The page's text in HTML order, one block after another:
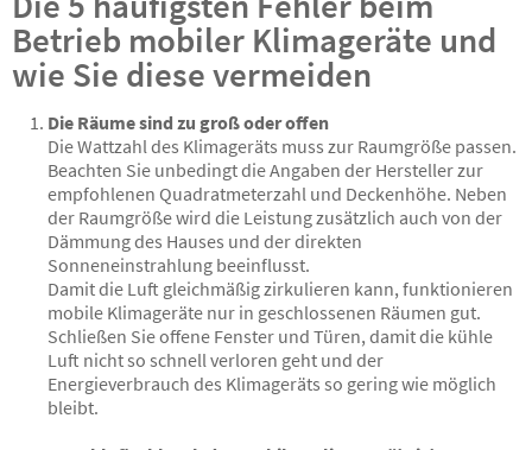
Betrieb mobiler Klimageräte und
wie Sie diese vermeiden
Die Räume sind zu groß oder offen
Die Wattzahl des Klimageräts muss zur Raumgröße passen.
Beachten Sie unbedingt die Angaben der Hersteller zur
empfohlenen Quadratmeterzahl und Deckenhöhe. Neben
der Raumgröße wird die Leistung zusätzlich auch von der
Dämmung des Hauses und der direkten
Sonneneinstrahlung beeinflusst.
Damit die Luft gleichmäßig zirkulieren kann, funktionieren
mobile Klimageräte nur in geschlossenen Räumen gut.
Schließen Sie offene Fenster und Türen, damit die kühle
Luft nicht so schnell verloren geht und der
Energieverbrauch des Klimageräts so gering wie möglich
bleibt.